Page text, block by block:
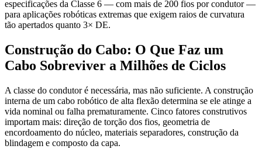
especificações da Classe 6 — com mais de 200 fios por condutor —
para aplicações robóticas extremas que exigem raios de curvatura
tão apertados quanto 3× DE.
Construção do Cabo: O Que Faz um
Cabo Sobreviver a Milhões de Ciclos
A classe do condutor é necessária, mas não suficiente. A construção
interna de um cabo robótico de alta flexão determina se ele atinge a
vida nominal ou falha prematuramente. Cinco fatores construtivos
importam mais: direção de torção dos fios, geometria de
encordoamento do núcleo, materiais separadores, construção da
blindagem e composto da capa.